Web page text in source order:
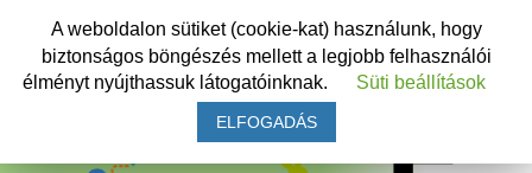
A weboldalon sütiket (cookie-kat) használunk, hogy
biztonságos böngészés mellett a legjobb felhasználói
élményt nyújthassuk látogatóinknak.
Süti beállítások
ELFOGADÁS